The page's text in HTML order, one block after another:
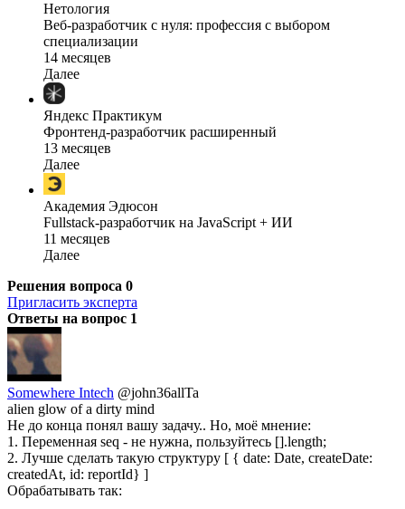
Нетология
Веб-разработчик с нуля: профессия с выбором
специализации
14 месяцев
Далее
Яндекс Практикум
Фронтенд-разработчик расширенный
13 месяцев
Далее
Академия Эдюсон
Fullstack-разработчик на JavaScript + ИИ
11 месяцев
Далее
Решения вопроса 0
Пригласить эксперта
Ответы на вопрос 1
Somewhere Intech @john36allTa
alien glow of a dirty mind
Не до конца понял вашу задачу.. Но, моё мнение:
1. Переменная seq - не нужна, пользуйтесь [].length;
2. Лучше сделать такую структуру [ { date: Date, createDate:
createdAt, id: reportId} ]
Обрабатывать так: